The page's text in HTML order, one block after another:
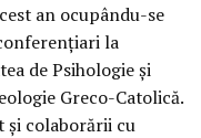
an ocupându-se
la
de Psihologie și
Greco-Catolică.
și colaborării cu